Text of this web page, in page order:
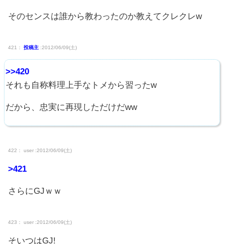
そのセンスは誰から教わったのか教えてクレクレw
421： 投稿主 :2012/06/09(土)
>>420
それも自称料理上手なトメから習ったw
だから、忠実に再現しただけだww
422： user :2012/06/09(土)
>421
さらにGJｗｗ
423： user :2012/06/09(土)
そいつはGJ!